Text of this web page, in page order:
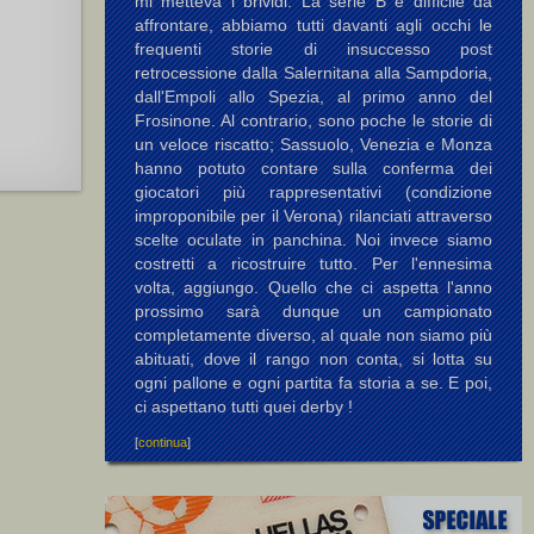
affrontare, abbiamo tutti davanti agli occhi le
frequenti storie di insuccesso post
retrocessione dalla Salernitana alla Sampdoria,
dall'Empoli allo Spezia, al primo anno del
Frosinone. Al contrario, sono poche le storie di
un veloce riscatto; Sassuolo, Venezia e Monza
hanno potuto contare sulla conferma dei
giocatori più rappresentativi (condizione
improponibile per il Verona) rilanciati attraverso
scelte oculate in panchina. Noi invece siamo
costretti a ricostruire tutto. Per l'ennesima
volta, aggiungo. Quello che ci aspetta l'anno
prossimo sarà dunque un campionato
completamente diverso, al quale non siamo più
abituati, dove il rango non conta, si lotta su
ogni pallone e ogni partita fa storia a se. E poi,
ci aspettano tutti quei derby !
[continua]